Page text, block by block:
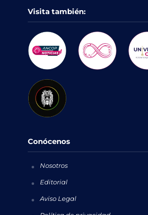
Visita también:
Conócenos
Nosotros
Editorial
Aviso Legal